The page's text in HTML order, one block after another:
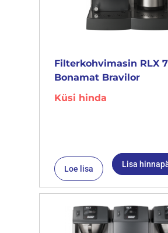
Filterkohvimasin RLX
Bonamat Bravilor
Küsi hinda
Loe lisa Lisa